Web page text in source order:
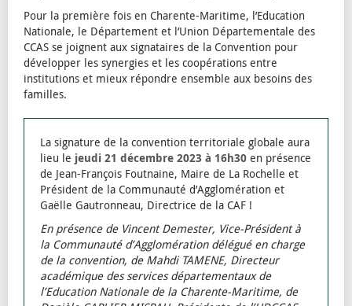
Pour la première fois en Charente-Maritime, l’Education
Nationale, le Département et l’Union Départementale des
CCAS se joignent aux signataires de la Convention pour
développer les synergies et les coopérations entre
institutions et mieux répondre ensemble aux besoins des
familles.
La signature de la convention territoriale globale aura
lieu le jeudi 21 décembre 2023 à 16h30 en présence
de Jean-François Foutnaine, Maire de La Rochelle et
Président de la Communauté d’Agglomération et
Gaëlle Gautronneau, Directrice de la CAF !
En présence de Vincent Demester, Vice-Président à
la Communauté d’Agglomération délégué en charge
de la convention, de Mahdi TAMENE, Directeur
académique des services départementaux de
l’Education Nationale de la Charente-Maritime, de